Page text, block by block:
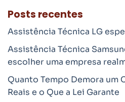
Posts recentes
Assistência Técnica LG
Assistência Técnica
escolher uma empresa
Quanto Tempo Demora um
Reais e o Que a Lei Garante